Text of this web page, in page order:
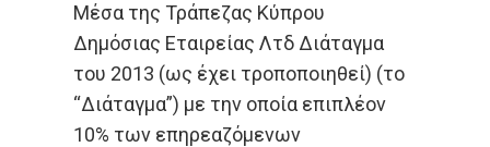
Μέσα της Τράπεζας Κύπρου
Δημόσιας Εταιρείας Λτδ Διάταγμα
του 2013 (ως έχει τροποποιηθεί) (το
“Διάταγμα”) με την οποία επιπλέον
10% των επηρεαζόμενων